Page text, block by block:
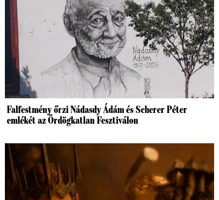
Falfestmény őrzi Nádasdy Ádám és Scherer Péter
emlékét az Ördögkatlan Fesztiválon